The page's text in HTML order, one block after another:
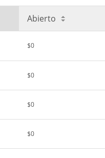
Abierto
$0
$0
$0
$0